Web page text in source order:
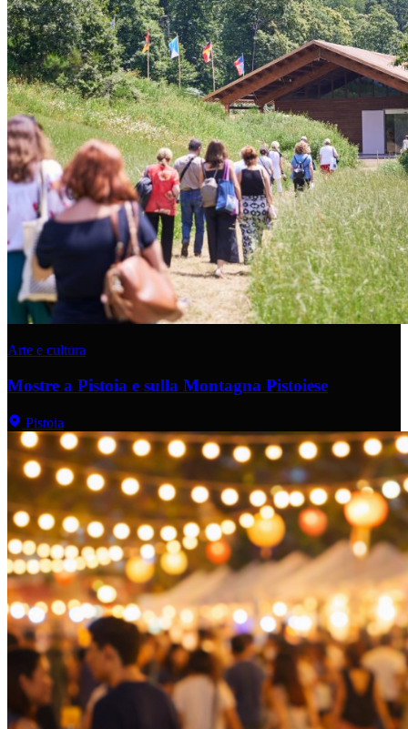
Arte e cultura
Mostre a Pistoia e sulla Montagna Pistoiese
Pistoia